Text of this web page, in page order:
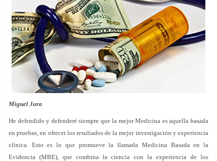
Miguel Jara
He defendido y defenderé siempre que la mejor Medicina es aquella basada
en pruebas, en ofrecer los resultados de la mejor investigación y experiencia
clínica. Esto es lo que promueve la llamada Medicina Basada en la
Evidencia (MBE), que combina la ciencia con la experiencia de los